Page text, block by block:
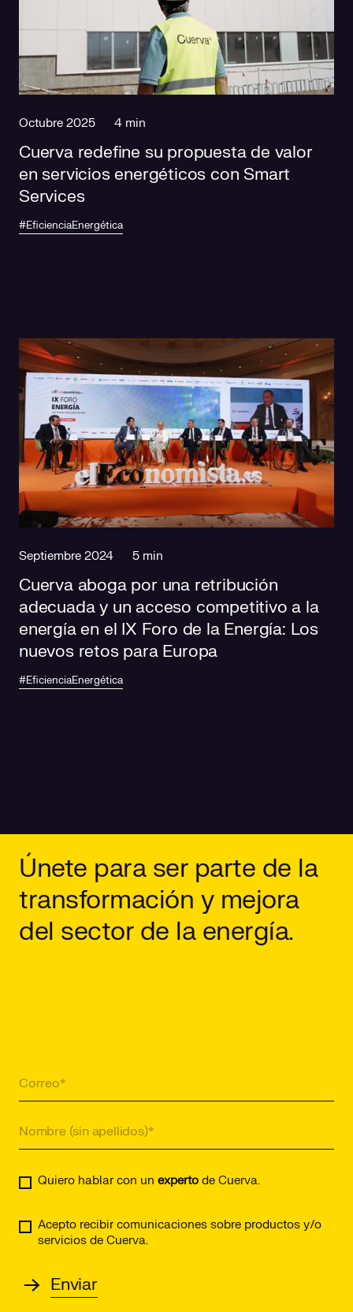
Responsabilidad social
Comercialización
Casos de éxito
Octubre 2025 4 min
Cuerva redefine su propuesta de valor
en servicios energéticos con Smart
Services
#EficienciaEnergética
Septiembre 2024 5 min
Cuerva aboga por una retribución
adecuada y un acceso competitivo a la
energía en el IX Foro de la Energía: Los
nuevos retos para Europa
#EficienciaEnergética
Únete para ser parte de la
transformación y mejora
del sector de la energía.
Quiero hablar con un experto de Cuerva.
Acepto recibir comunicaciones sobre productos y/o
servicios de Cuerva.